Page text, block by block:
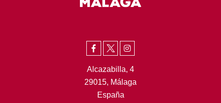
Alcazabilla, 4
29015, Málaga
España